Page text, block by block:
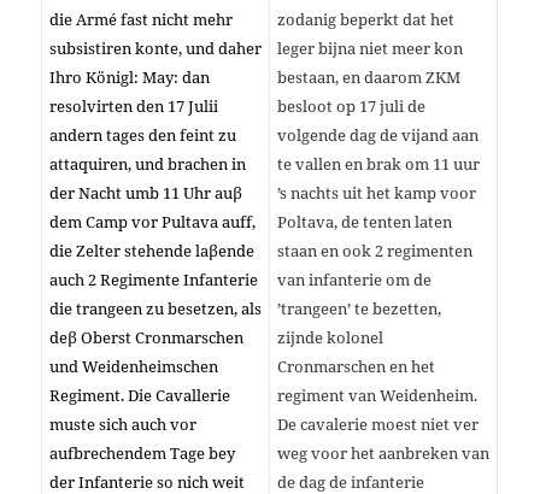
die Armé fast nicht mehr
subsistiren konte, und daher
Ihro Königl: May: dan
resolvirten den 17 Julii
andern tages den feint zu
attaquiren, und brachen in
der Nacht umb 11 Uhr auβ
dem Camp vor Pultava auff,
die Zelter stehende laβende
auch 2 Regimente Infanterie
die trangeen zu besetzen, als
deβ Oberst Cronmarschen
und Weidenheimschen
Regiment. Die Cavallerie
muste sich auch vor
aufbrechendem Tage bey
der Infanterie so nich weit
zodanig beperkt dat het
leger bijna niet meer kon
bestaan, en daarom ZKM
besloot op 17 juli de
volgende dag de vijand aan
te vallen en brak om 11 uur
’s nachts uit het kamp voor
Poltava, de tenten laten
staan ​​en ook 2 regimenten
van infanterie om de
’trangeen’ te bezetten,
zijnde kolonel
Cronmarschen en het
regiment van Weidenheim.
De cavalerie moest niet ver
weg voor het aanbreken van
de dag de infanterie